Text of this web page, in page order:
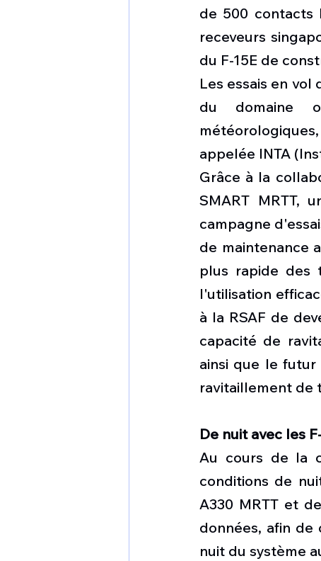
de 500 contacts
receveurs
du F-15E de
Les essais en vol
du domaine
appelée INTA
Grâce à la
SMART MRTT,
campagne
de maintenance
plus rapide des
l'utilisation
à la RSAF de
capacité de
ainsi que le
ravitaillement de
De nuit avec les
Au cours de la
conditions de
A330 MRTT et
données, afin
nuit du système